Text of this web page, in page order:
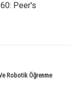
Peer's
Robotik Öğrenme